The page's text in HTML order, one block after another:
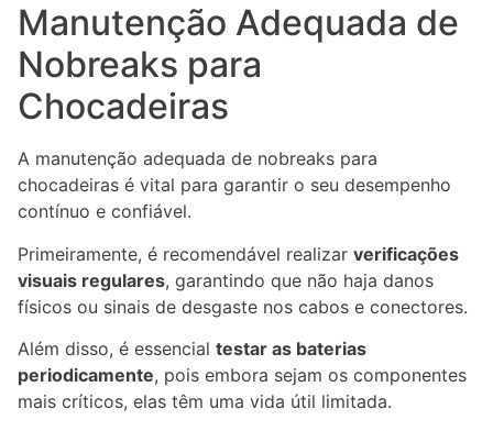
Manutenção Adequada de
Nobreaks para
Chocadeiras
A manutenção adequada de nobreaks para
chocadeiras é vital para garantir o seu desempenho
contínuo e confiável.
Primeiramente, é recomendável realizar verificações
visuais regulares, garantindo que não haja danos
físicos ou sinais de desgaste nos cabos e conectores.
Além disso, é essencial testar as baterias
periodicamente, pois embora sejam os componentes
mais críticos, elas têm uma vida útil limitada.